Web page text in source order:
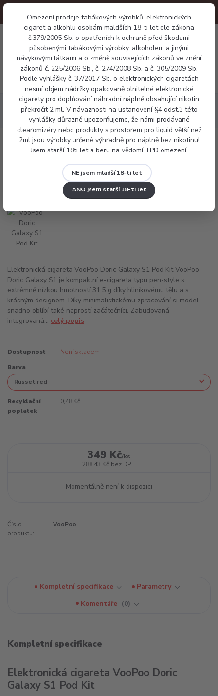
Omezení prodeje tabákových výrobků, elektronických
cigaret a alkohlu osobám maldších 18-ti let dle zákona
č.379/2005 Sb. o opatřeních k ochraně před škodami
působenými tabákovými výrobky, alkoholem a jinými
návykovými látkami a o změně souvisejících zákonů ve znění
zákonů č. 225/2006 Sb., č. 274/2008 Sb. a č. 305/2009 Sb.
Podle vyhlášky č. 37/2017 Sb. o elektronických cigaretách
nesmí objem nádržky opakovaně plnitelné elektronické
cigarety pro doplňování náhradní náplně obsahující nikotin
překročit 2 ml. V návaznosti na ustanovení §4 odst.3 této
vyhlášky důrazně upozorňujeme, že námi prodávané
clearomizéry nebo produkty s prostorem pro liquid větší než
2ml jsou výrobky určené výhradně pro náplně bez nikotinu!
Jsem starší 18ti let a beru na vědomí TPD omezení.
NE jsem mladší 18-ti let
ANO jsem starší 18-ti let
Menu
0 Kč
Elektronické cigarety Pod systémy
VooPoo Doric Galaxy
S1 Pod Kit
VooPoo Doric Galaxy S1 Pod Kit
Elektronická cigareta VooPoo Doric Galaxy S1 Pod Kit VooPoo
Doric Galaxy S1 je kompaktní e-cigareta typu pen-style s
extrémně nízkou hmotností 31.5 g díky hliníkovému tělu a s
krásným designem. Díky minimalistickému zpracování si model
snadno oblíbí také naprostí začátečníci. Zabudovaná
integrovaná... celý popis
Dostupnost Není skladem
Barva
Recyklační
poplatek
0,48 Kč
349 Kč/ks
288,43 Kč bez DPH
Momentálně není k dispozici
Číslo
produktu:
VooPoo
Kompletní specifikace
Parametry
Komentáře
0
Kompletní specifikace
Elektronická cigareta VooPoo Doric
Galaxy S1 Pod Kit